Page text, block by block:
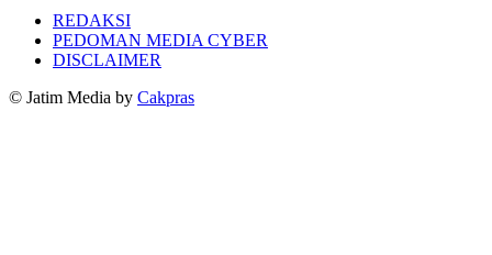
REDAKSI
PEDOMAN MEDIA CYBER
DISCLAIMER
© Jatim Media by Cakpras